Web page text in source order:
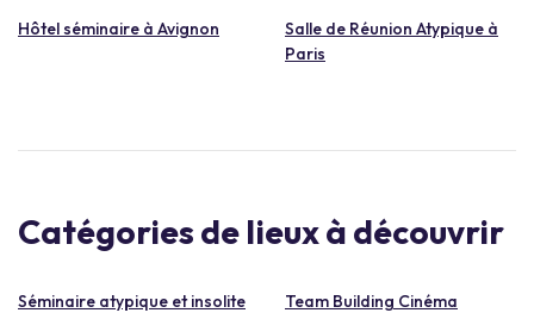
Hôtel séminaire à Avignon
Salle de Réunion Atypique à
Paris
Catégories de lieux à découvrir
Séminaire atypique et insolite Team Building Cinéma